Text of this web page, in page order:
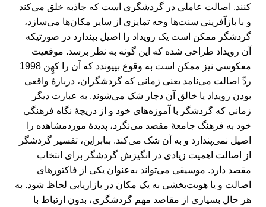
کنند. اصالت عاملی در گردشگری است که جاذبه خلق می‌کند
و با بازآفرینی سنت‌ها وجه تمایزی از سایر مکان‌ها می‌سازد،
گردشگر ممکن است یک رویداد را اصیل بپندارد در صورتیکه
آن رویداد طراحی شده که این گونه به نظر برسد. موقعیت
معکوسی نیز ممکن است به وقوع بپیوندد که آن را کهِن 1998
ردِّ اصالت می‌نامد یعنی زمانی که گردشگران، دربارۀ واقعی
بودن رویداد یا خالق آن دچار شک می‌شوند. به عبارت دیگر
زمانی که گردشگر با آموزه‌های خود و از دریچۀ نگاه فرهنگی
خود به فرهنگ جامعۀ مقصد می‌نگرد، پدیدۀ موردمشاهده را
اصیل نمی‌پندارد و به آن شک می‌کند. بنابراین، تفسیر گردشگر
از اصالت اهمیت زیادی در انگیزش گردشگر برای انتخاب
مقصد دارد. موسیقی می‌تواند به‌عنوان یکی از فاکتورهای
اصالت و یا هویت‌بخشی به یک مکان در بازاریابی لحاظ شود. به
هر حال بسیاری از مقاصد مهم گردشگری، بدون ارتباط با